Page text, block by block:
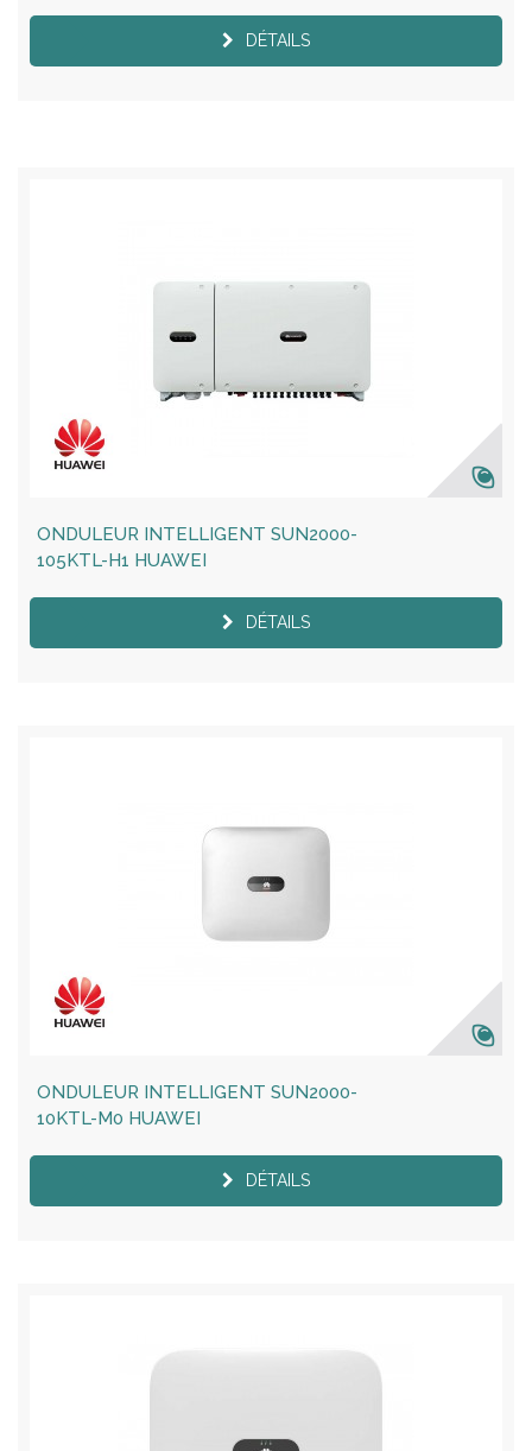
DÉTAILS
ONDULEUR INTELLIGENT SUN2000-
105KTL-H1 HUAWEI
DÉTAILS
ONDULEUR INTELLIGENT SUN2000-
10KTL-M0 HUAWEI
DÉTAILS